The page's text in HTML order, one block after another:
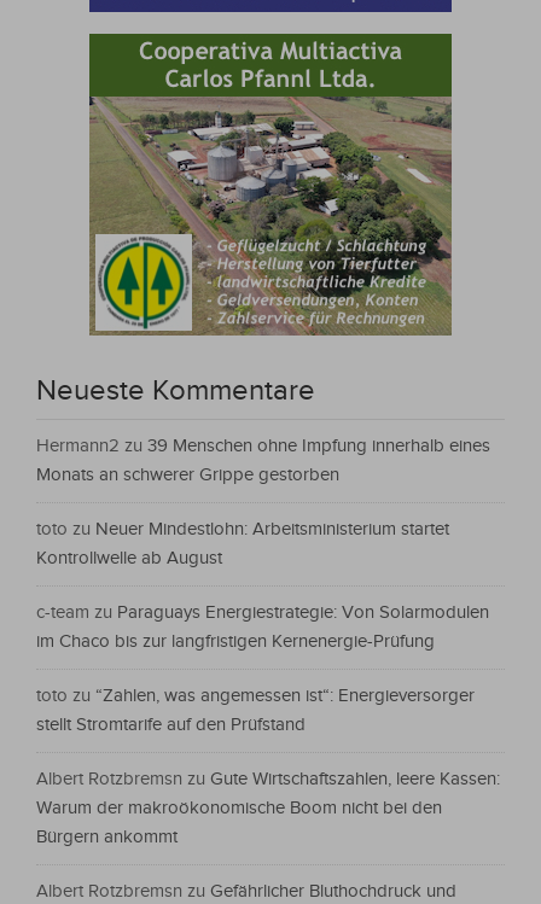
Neueste Kommentare
Hermann2 zu 39 Menschen ohne Impfung innerhalb eines
Monats an schwerer Grippe gestorben
toto zu Neuer Mindestlohn: Arbeitsministerium startet
Kontrollwelle ab August
c-team zu Paraguays Energiestrategie: Von Solarmodulen
im Chaco bis zur langfristigen Kernenergie-Prüfung
toto zu “Zahlen, was angemessen ist“: Energieversorger
stellt Stromtarife auf den Prüfstand
Albert Rotzbremsn zu Gute Wirtschaftszahlen, leere Kassen:
Warum der makroökonomische Boom nicht bei den
Bürgern ankommt
Albert Rotzbremsn zu Gefährlicher Bluthochdruck und